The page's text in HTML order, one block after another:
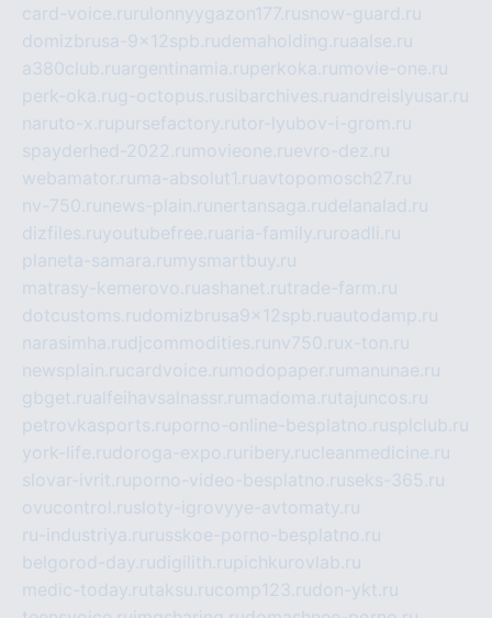
card-voice.ru rulonnyygazon177.rusnow-guard.ru
domizbrusa-9x12spb.rudemaholding.ruaalse.ru
a380club.ruargentinamia.ruperkoka.ru movie-one.ru
perk-oka.rug-octopus.rusibarchives.ruandreislyusar.ru
naruto-x.rupursefactory.rutor-lyubov-i-grom.ru
spayderhed-2022.ru movieone.ruevro-dez.ru
webamator.ru ma-absolut1.ruavtopomosch27.ru
nv-750.ru news-plain.ru nertansaga.rudelanalad.ru
dizfiles.ruyoutubefree.ruaria-family.ru roadli.ru
planeta-samara.ru mysmartbuy.ru
matrasy-kemerovo.ruashanet.rutrade-farm.ru
dotcustoms.rudomizbrusa9x12spb.ruautodamp.ru
narasimha.rudjcommodities.ru nv750.rux-ton.ru
newsplain.rucardvoice.ru modopaper.ru manunae.ru
gbget.rualfeihavsalnassr.ru madoma.rutajuncos.ru
petrovkasports.ruporno-online-besplatno.rusplclub.ru
york-life.rudoroga-expo.ru ribery.rucleanmedicine.ru
slovar-ivrit.ruporno-video-besplatno.ruseks-365.ru
ovucontrol.rusloty-igrovyye-avtomaty.ru
ru-industriya.ru russkoe-porno-besplatno.ru
belgorod-day.rudigilith.rupichkurovlab.ru
medic-today.rutaksu.rucomp123.rudon-ykt.ru